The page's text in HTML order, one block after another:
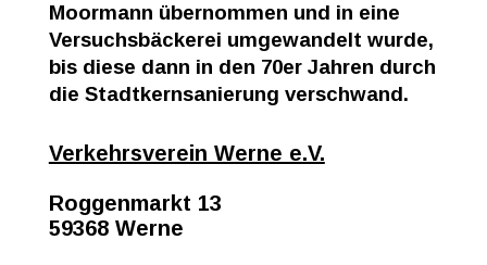
Moormann übernommen und in eine
Versuchsbäckerei umgewandelt wurde,
bis diese dann in den 70er Jahren durch
die Stadtkernsanierung verschwand.
Verkehrsverein Werne e.V.
Roggenmarkt 13
59368 Werne